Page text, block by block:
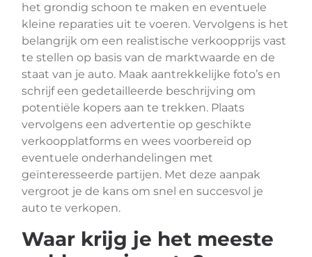
het grondig schoon te maken en eventuele
kleine reparaties uit te voeren. Vervolgens is het
belangrijk om een realistische verkoopprijs vast
te stellen op basis van de marktwaarde en de
staat van je auto. Maak aantrekkelijke foto’s en
schrijf een gedetailleerde beschrijving om
potentiële kopers aan te trekken. Plaats
vervolgens een advertentie op geschikte
verkoopplatforms en wees voorbereid op
eventuele onderhandelingen met
geïnteresseerde partijen. Met deze aanpak
vergroot je de kans om snel en succesvol je
auto te verkopen.
Waar krijg je het meeste